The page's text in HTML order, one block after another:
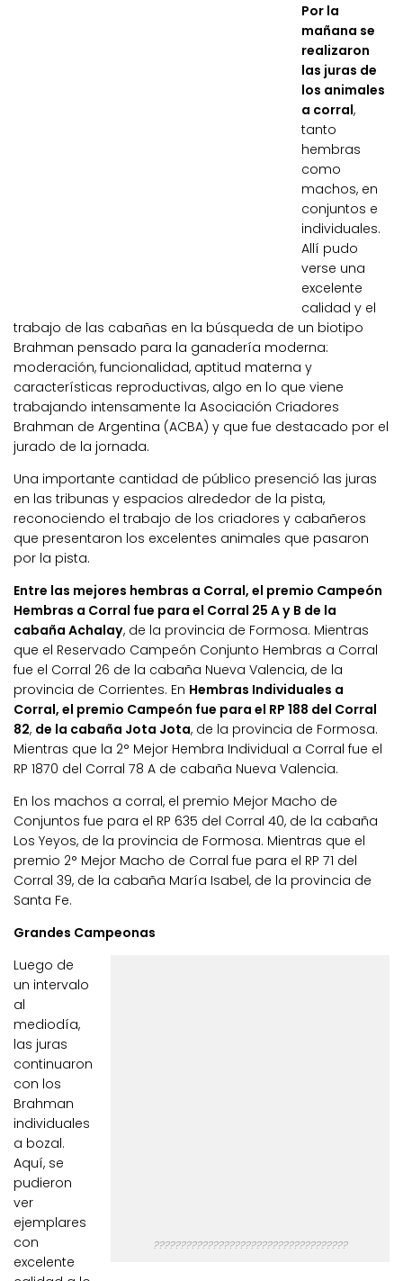
Por la
mañana se
realizaron
las juras de
los animales
a corral,
tanto
hembras
como
machos, en
conjuntos e
individuales.
Allí pudo
verse una
excelente
calidad y el
trabajo de las cabañas en la búsqueda de un biotipo
Brahman pensado para la ganadería moderna:
moderación, funcionalidad, aptitud materna y
características reproductivas, algo en lo que viene
trabajando intensamente la Asociación Criadores
Brahman de Argentina (ACBA) y que fue destacado por el
jurado de la jornada.
Una importante cantidad de público presenció las juras
en las tribunas y espacios alrededor de la pista,
reconociendo el trabajo de los criadores y cabañeros
que presentaron los excelentes animales que pasaron
por la pista.
Entre las mejores hembras a Corral, el premio Campeón
Hembras a Corral fue para el Corral 25 A y B de la
cabaña Achalay, de la provincia de Formosa. Mientras
que el Reservado Campeón Conjunto Hembras a Corral
fue el Corral 26 de la cabaña Nueva Valencia, de la
provincia de Corrientes. En Hembras Individuales a
Corral, el premio Campeón fue para el RP 188 del Corral
82, de la cabaña Jota Jota, de la provincia de Formosa.
Mientras que la 2° Mejor Hembra Individual a Corral fue el
RP 1870 del Corral 78 A de cabaña Nueva Valencia.
En los machos a corral, el premio Mejor Macho de
Conjuntos fue para el RP 635 del Corral 40, de la cabaña
Los Yeyos, de la provincia de Formosa. Mientras que el
premio 2° Mejor Macho de Corral fue para el RP 71 del
Corral 39, de la cabaña María Isabel, de la provincia de
Santa Fe.
Grandes Campeonas
????????????????????????????????????
Luego de
un intervalo
al
mediodía,
las juras
continuaron
con los
Brahman
individuales
a bozal.
Aquí, se
pudieron
ver
ejemplares
con
excelente